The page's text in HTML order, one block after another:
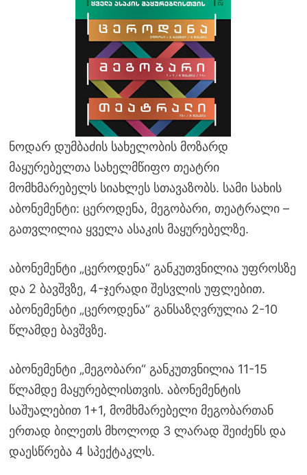
ნოდარ დუმბაძის სახელობის მოზარდ
მაყურებელთა სახელმწიფო თეატრი
მომხმარებელს სიახლეს სთავაზობს. სამი სახის
აბონემენტი: ცეროდენა, მეგობარი, თეატრალი –
გათვლილია ყველა ასაკის მაყურებელზე.
აბონემენტი „ცეროდენა“ განკუთვნილია უფროსზე
და 2 ბავშვზე, 4-ჯერადი შესვლის უფლებით.
აბონემენტი „ცეროდენა“ განსაზღვრულია 2-10
წლამდე ბავშვზე.
აბონემენტი „მეგობარი“ განკუთვნილია 11-15
წლამდე მაყურებლისთვის. აბონემენტის
საშუალებით 1+1, მომხმარებელი მეგობართან
ერთად ბილეთს მხოლოდ 3 ლარად შეიძენს და
დაესწრება 4 სპექტაკლს.